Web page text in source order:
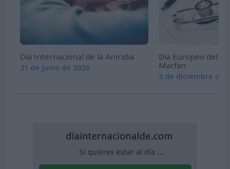
Día Internacional de la Aniridia
21 de junio de 2026
Día Europeo del
Marfan
3 de diciembre de